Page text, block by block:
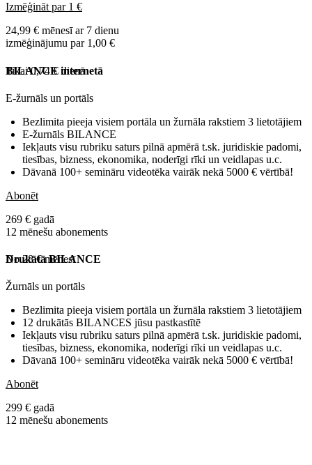
Izmēģināt par 1 €
24,99 € mēnesī ar 7 dienu
izmēģinājumu par 1,00 €
Tikai 0,74 € dienā
BILANCE internetā
E-žurnāls un portāls
Bezlimita pieeja visiem portāla un žurnāla rakstiem 3 lietotājiem
E-žurnāls BILANCE
Iekļauts visu rubriku saturs pilnā apmērā t.sk. juridiskie padomi,
tiesības, bizness, ekonomika, noderīgi rīki un veidlapas u.c.
Dāvanā 100+ semināru videotēka vairāk nekā 5000 € vērtībā!
Abonēt
269 € gadā
12 mēnešu abonements
No 28 € mēnesī
Drukātā BILANCE
Žurnāls un portāls
Bezlimita pieeja visiem portāla un žurnāla rakstiem 3 lietotājiem
12 drukātās BILANCES jūsu pastkastītē
Iekļauts visu rubriku saturs pilnā apmērā t.sk. juridiskie padomi,
tiesības, bizness, ekonomika, noderīgi rīki un veidlapas u.c.
Dāvanā 100+ semināru videotēka vairāk nekā 5000 € vērtībā!
Abonēt
299 € gadā
12 mēnešu abonements